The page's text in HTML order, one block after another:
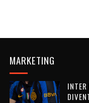
MARKETING